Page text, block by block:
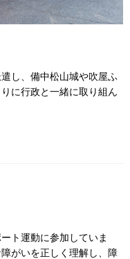
し、備中松山城や吹屋ふ
に行政と一緒に取り組ん
ト運動に参加していま
がいを正しく理解し、障